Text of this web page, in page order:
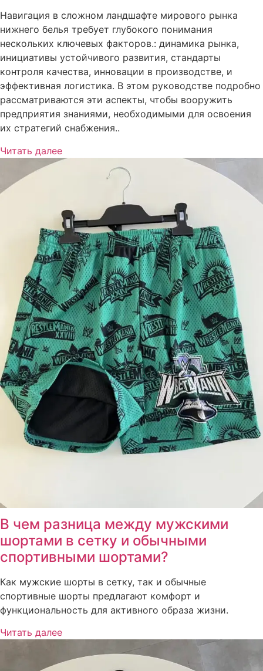
Навигация в сложном ландшафте мирового рынка
нижнего белья требует глубокого понимания
нескольких ключевых факторов.: динамика рынка,
инициативы устойчивого развития, стандарты
контроля качества, инновации в производстве, и
эффективная логистика. В этом руководстве подробно
рассматриваются эти аспекты, чтобы вооружить
предприятия знаниями, необходимыми для освоения
их стратегий снабжения..
Читать далее
В чем разница между мужскими
шортами в сетку и обычными
спортивными шортами?
Как мужские шорты в сетку, так и обычные
спортивные шорты предлагают комфорт и
функциональность для активного образа жизни.
Читать далее